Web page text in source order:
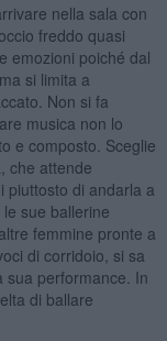
nella sala con
freddo quasi
emozioni poiché dal
si limita a
Non si fa
musica non lo
e composto. Sceglie
che attende
piuttosto di andarla a
sue ballerine
femmine pronte a
di corridoio, si sa
sua performance. In
di ballare